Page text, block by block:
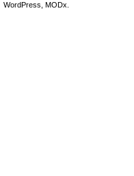
WordPress, MODx.